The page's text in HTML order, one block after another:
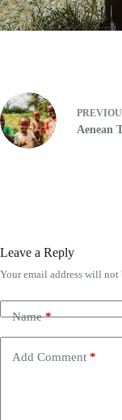
Aenean
Leave a Reply
Your email address will not
Name*
Add Comment *